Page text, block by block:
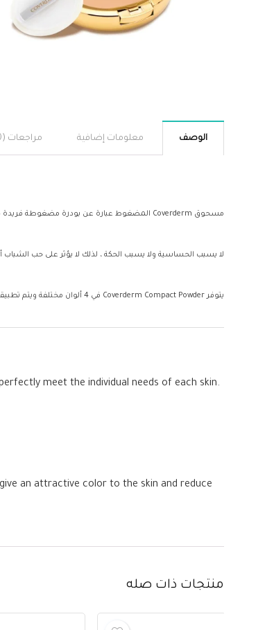
الوصف معلومات إضافية مراجعات (0)
مسحوق Coverderm المضغوط عبارة عن بودرة مضغوطة فريدة من نوعها ، مصممة خصيصًا في 3 أنواع مختلفة (عادية ، وحب الشباب الدهني ، وحساسة للجفاف) لتلبية الاحتياجات الفردية لكل بشرة. يعطي ملمسًا مخمليًا وإشراقًا للبشرة.
لا يسبب الحساسية ولا يسبب الحكة ، لذلك لا يؤثر على حب الشباب
يتوفر Coverderm Compact Powder في 4 ألوان مختلفة ويتم تطبيقه إما لتثبيت مكياج التراكب ، أو بمفرده لإعطاء لون جذاب للبشرة وتقليل ظهور الخطوط الدقيقة.
meet the individual needs of each skin.
an attractive color to the skin and reduce
منتجات ذات صله